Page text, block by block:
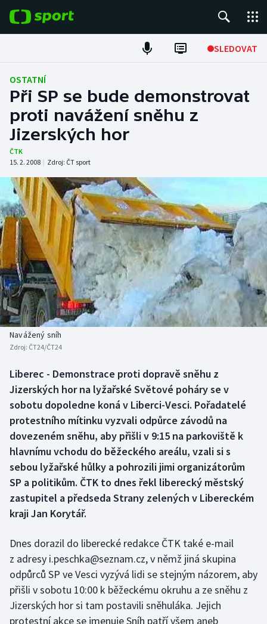
SLEDOVAT
Fotbal
Hokej
Tenis
Atletika
Cyklistika
DALŠÍ SPORTY
Americký fotbal
Baseball a softbal
Basketbal
Biatlon
Box
Curling
Dostihy
Florbal
Futsal
Gymnastika
Házená
Jezdectví
NEPŘEHLÉDNĚTE
Soutěže
Historické návraty
Aplikace ČT sport
OSTATNÍ
Při SP se bude demonstrovat
proti navážení sněhu z
Jizerských hor
ČTK
15. 2. 2008 | Zdroj: ČT sport
Navážený sníh
Zdroj: ČT24/ČT24
Liberec - Demonstrace proti dopravě sněhu z
Jizerských hor na lyžařské Světové poháry se v
sobotu dopoledne koná v Liberci-Vesci. Pořadatelé
protestního mítinku vyzvali odpůrce závodů na
dovezeném sněhu, aby přišli v 9:15 na parkoviště k
hlavnímu vchodu do běžeckého areálu, vzali si s
sebou lyžařské hůlky a pohrozili jimi organizátorům
SP a politikům. ČTK to dnes řekl liberecký městský
zastupitel a předseda Strany zelených v Libereckém
kraji Jan Korytář.
Dnes dorazil do liberecké redakce ČTK také e-mail
z adresy i.peschka@seznam.cz, v němž jiná skupina
odpůrců SP ve Vesci vyzývá lidi se stejným názorem, aby
přišli v sobotu 10:00 k běžeckému okruhu a ze sněhu z
Jizerských hor si tam postavili sněhuláka. Jejich
protestní akce se jmenuje Sníh patří všem aneb